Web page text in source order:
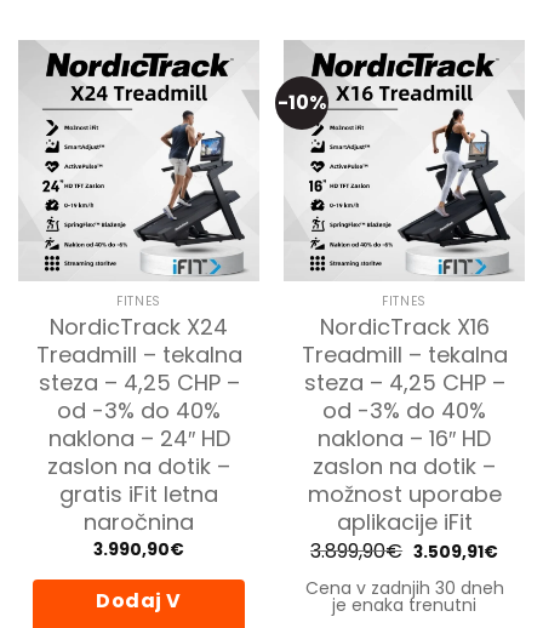
FITNES
NordicTrack X24
Treadmill – tekalna
steza – 4,25 CHP –
od -3% do 40%
naklona – 24″ HD
zaslon na dotik –
gratis iFit letna
naročnina
3.990,90€
Dodaj V
-10%
FITNES
NordicTrack X16
Treadmill – tekalna
steza – 4,25 CHP –
od -3% do 40%
naklona – 16″ HD
zaslon na dotik –
možnost uporabe
aplikacije iFit
3.899,90€ Izvirna
cena
je
bila:
3.899,90€.
3.509,91€
je:
Cena v zadnjih 30 dneh
je enaka trenutni